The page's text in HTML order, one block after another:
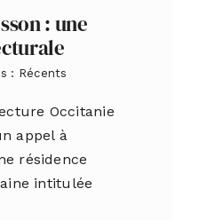
: une
: Récents
Occitanie
appel à
résidence
intitulée